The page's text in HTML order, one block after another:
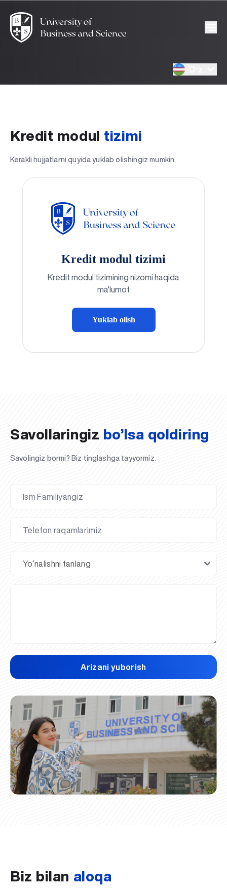
Kredit modul tizimi
Kerakli hujjatlarni quyida yuklab olishingiz mumkin.
Kredit modul tizimi
Kredit modul tizimining nizomi haqida
ma'lumot
Yuklab olish
Savollaringiz bo’lsa qoldiring
Savolingiz bormi? Biz tinglashga tayyormiz.
Arizani yuborish
Biz bilan aloqa